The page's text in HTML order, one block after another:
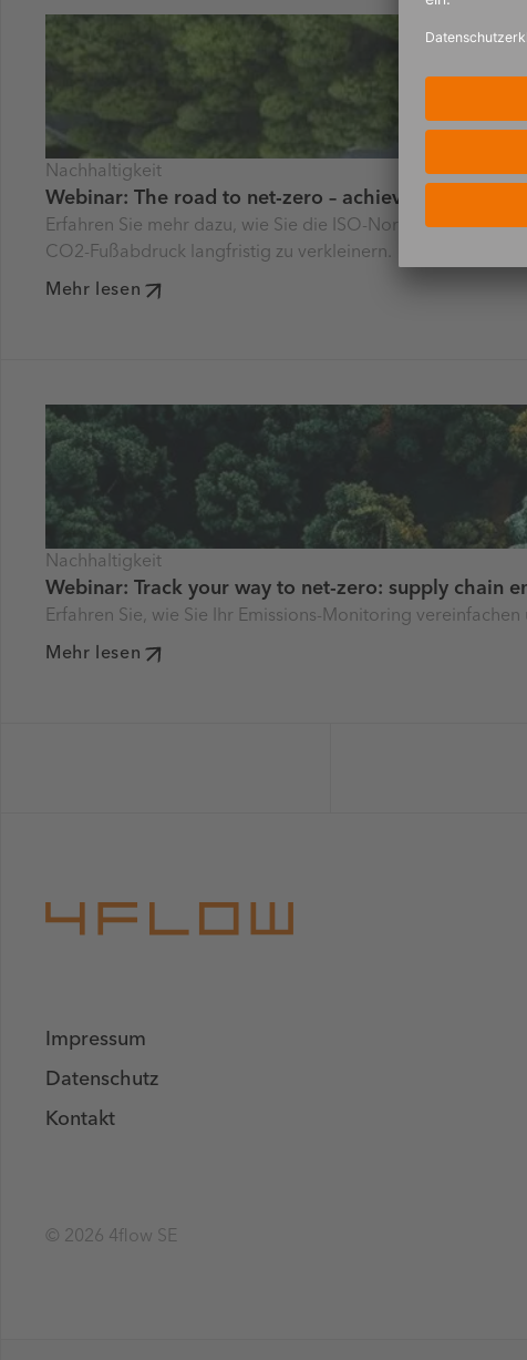
Nachhaltigkeit
Webinar: The road to net-zero – achieving carbon
Erfahren Sie mehr dazu, wie Sie die ISO-Norm nutzen
CO2-Fußabdruck langfristig zu verkleinern.
Mehr lesen
Nachhaltigkeit
Webinar: Track your way to net-zero: supply chain
Erfahren Sie, wie Sie Ihr Emissions-Monitoring
Mehr lesen
Impressum
Datenschutz
Kontakt
© 2026 4flow SE